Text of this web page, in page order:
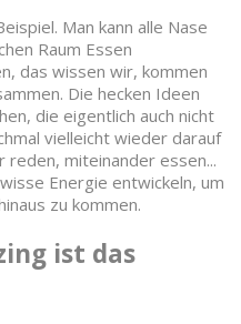
Man kann alle Nase
Raum Essen
das wissen wir, kommen
Die hecken Ideen
die eigentlich auch nicht
vielleicht wieder darauf
reden, miteinander essen...
Energie entwickeln, um
zu kommen.
ist das